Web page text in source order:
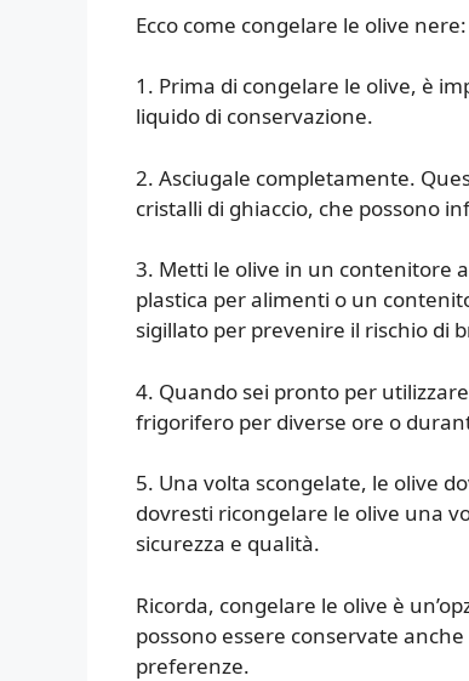
Ecco come congelare le olive nere:
1. Prima di congelare le olive, è
liquido di conservazione.
2. Asciugale completamente.
cristalli di ghiaccio, che possono
3. Metti le olive in un contenitore
plastica per alimenti o un
sigillato per prevenire il rischio di
4. Quando sei pronto per
frigorifero per diverse ore o
5. Una volta scongelate, le olive
dovresti ricongelare le olive una
sicurezza e qualità.
Ricorda, congelare le olive è
possono essere conservate
preferenze.